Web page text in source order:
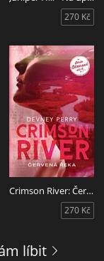
270 Kč
Crimson River: Červená řeka
270 Kč
líbit